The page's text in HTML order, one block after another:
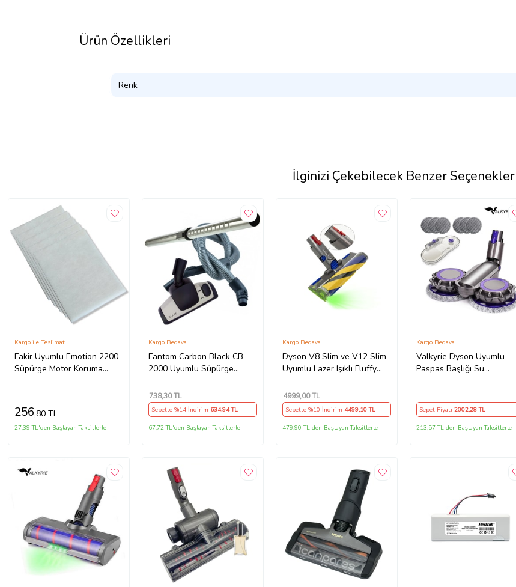
Ürün Özellikleri
Renk
İlginizi Çekebilecek Benzer Seçenekler
Fakir Uyumlu Emotion 2200
Süpürge Motor Koruma
Kargo ile Teslimat
256,80 TL
27,39 TL'den Başlayan Taksitlerle
Fantom Carbon Black CB
2000 Uyumlu Süpürge
Teleskopik Borusu
Kargo Bedava
738,30 TL
Sepette %14 İndirim 634,94 TL
67,72 TL'den Başlayan Taksitlerle
Dyson V8 Slim ve V12 Slim
Uyumlu Lazer Işıklı Fluffy
Kargo Bedava
4999,00 TL
Sepette %10 İndirim 4499,10 TL
479,90 TL'den Başlayan Taksitlerle
Valkyrie Dyson Uyumlu
Paspas Başlığı Su
Paspaslı
Kargo Bedava
Sepet Fiyatı 2002,28 TL
213,57 TL'den Başlayan Taksitlerle